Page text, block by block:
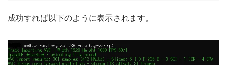
成功すれば以下のように表示されます。